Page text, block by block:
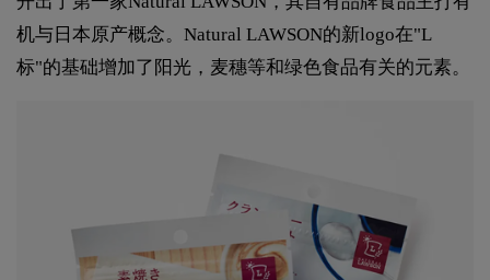
机与日本原产概念。Natural LAWSON的新logo在"L
标"的基础增加了阳光，麦穗等和绿色食品有关的元素。